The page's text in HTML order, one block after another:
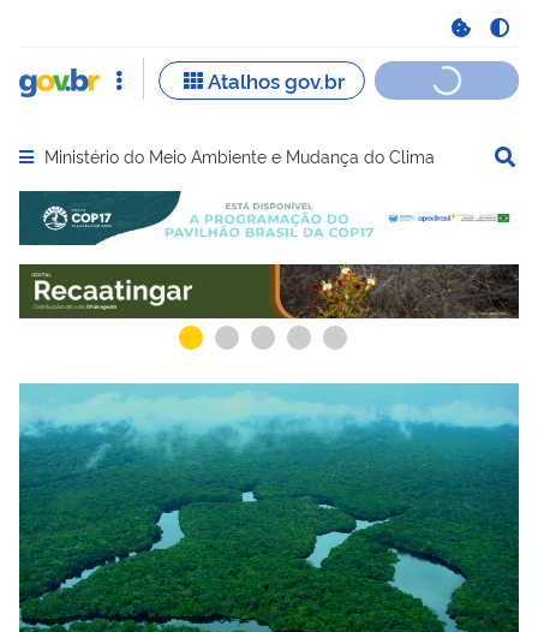
Abrir menu principal de navegação
Ministério do Meio Ambiente e Mudança do Clima
Serviços recomendados para você Serviços